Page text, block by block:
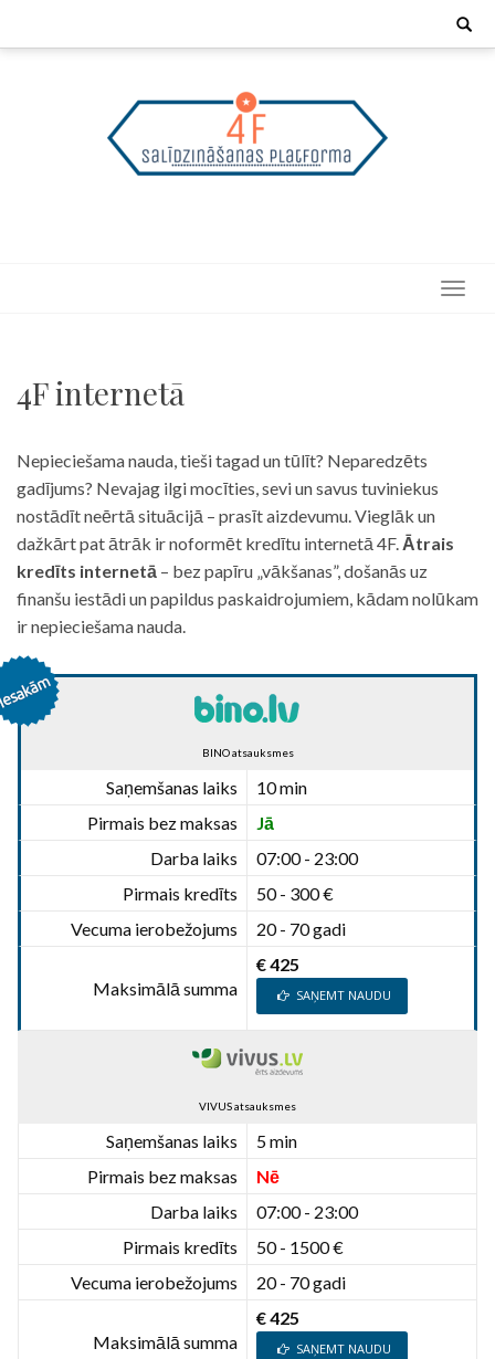
Search
4F internetā
Nepieciešama nauda, tieši tagad un tūlīt? Neparedzēts
gadījums? Nevajag ilgi mocīties, sevi un savus tuviniekus
nostādīt neērtā situācijā – prasīt aizdevumu. Vieglāk un
dažkārt pat ātrāk ir noformēt kredītu internetā 4F. Ātrais
kredīts internetā – bez papīru „vākšanas”, došanās uz
finanšu iestādi un papildus paskaidrojumiem, kādam nolūkam
ir nepieciešama nauda.
BINO atsauksmes
Saņemšanas laiks
10 min
Pirmais bez maksas
Jā
Darba laiks
07:00 - 23:00
Pirmais kredīts
50 - 300 €
Vecuma ierobežojums
20 - 70 gadi
Maksimālā summa
€ 425
SAŅEMT NAUDU
VIVUS atsauksmes
Saņemšanas laiks
5 min
Pirmais bez maksas
Nē
Darba laiks
07:00 - 23:00
Pirmais kredīts
50 - 1500 €
Vecuma ierobežojums
20 - 70 gadi
Maksimālā summa
€ 425
SAŅEMT NAUDU